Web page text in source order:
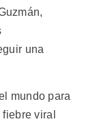
una
mundo para
viral